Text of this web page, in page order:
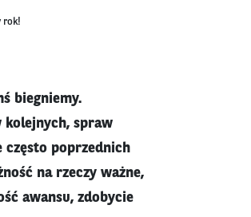
rok!
biegniemy.
kolejnych, spraw
często poprzednich
na rzeczy ważne,
awansu, zdobycie